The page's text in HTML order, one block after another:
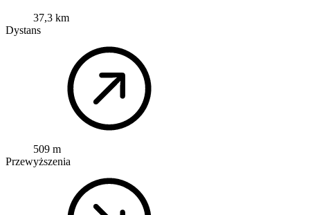
37,3 km
Dystans
509 m
Przewyższenia